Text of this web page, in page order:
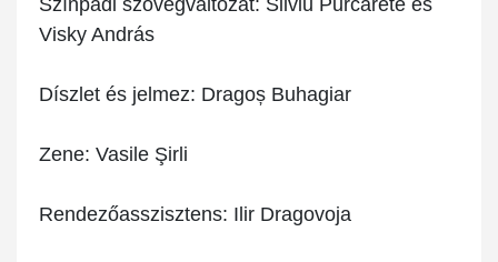
Színpadi szövegváltozat: Silviu Purcărete és
Visky András
Díszlet és jelmez: Dragoș Buhagiar
Zene: Vasile Şirli
Rendezőasszisztens: Ilir Dragovoja